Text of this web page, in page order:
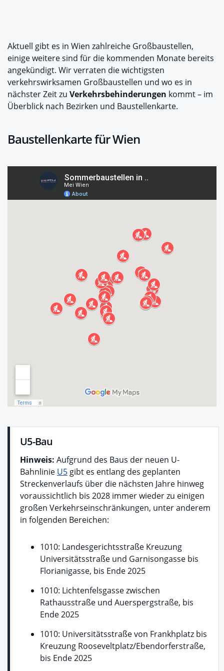
Aktuell gibt es in Wien zahlreiche Großbaustellen,
einige weitere sind für die kommenden Monate bereits
angekündigt. Wir verraten die wichtigsten
verkehrswirksamen Großbaustellen und wo es in
nächster Zeit zu Verkehrsbehinderungen kommt – im
Überblick nach Bezirken und Baustellenkarte.
Baustellenkarte für Wien
U5-Bau
Hinweis: Aufgrund des Baus der neuen U-
Bahnlinie U5 gibt es entlang des geplanten
Streckenverlaufs über die nächsten Jahre hinweg
voraussichtlich bis 2028 immer wieder zu einigen
großen Verkehrseinschränkungen, unter anderem
in folgenden Bereichen:
1010: Landesgerichtsstraße Kreuzung
Universitätsstraße und Garnisongasse bis
Florianigasse, bis Ende 2025
1010: Lichtenfelsgasse zwischen
Rathausstraße und Auerspergstraße, bis
Ende 2025
1010: Universitätsstraße von Frankhplatz bis
Kreuzung Rooseveltplatz/Ebendorferstraße,
bis Ende 2025